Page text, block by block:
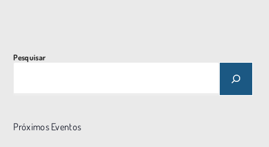
Pesquisar
Próximos Eventos